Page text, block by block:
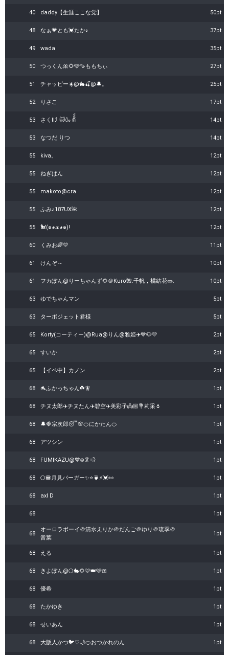
40 daddy【生涯ここな党】 50pt
48 なぁ💗とも💓たか♪ 37pt
49 wada 35pt
50 つっくん🎀🌻🩵🍠ももちぃ 27pt
51 チャッピー☀️@🐇🍒@🔔。 25pt
52 りさこ 17pt
53 ㅤさくII⤴︎︎︎ 🐱🍶 ด้้็ 14pt
53 なつだ りつ 14pt
55 kiva。 12pt
55 ねぎぱん 12pt
55 makoto@cra 12pt
55 ふみ♪187UX🌺 12pt
55 🐩(๑◕ܫ◕๑)! 12pt
60 くみお🌈💛 11pt
61 けんぞ～ 10pt
61 フカぽん@りーちゃんず🌻＠Kuro🌺.千帆，橘結花🥒. 10pt
63 ゆでちゃんマン 5pt
63 ターボジェット君様 5pt
65 Korty(コーティー)@Rua@りん@雅姫✈️💙🐶💛 2pt
65 すいか 2pt
65 【イベ中】カノン 2pt
68 🐬ふかっちゃん☘️🧚 1pt
68 チヌ太郎✈️チヌたん✈️碧空✈️美彩子👼🏼💐莉采🌷 1pt
68 🔔🍓宗次郎😴🌸🍊にかたん🍊 1pt
68 アツシン 1pt
68 FUMIKAZU@💙❄️🦑💨 1pt
68 🌕🍔月見バーガー✨⭐🍵⚡💓👀 1pt
68 axl D 1pt
68 1pt
68
オーロラボーイ＠清水えりか＠だんご＠ゆり＠琉季＠
音葉
1pt
68 える 1pt
68 きよぽん@🌕🐇🌻🩷👑🩵🎀 1pt
68 優希 1pt
68 たかゆき 1pt
68 せいあん 1pt
68 大阪人かつ🐦♡🌙🍊おつかれのん 1pt